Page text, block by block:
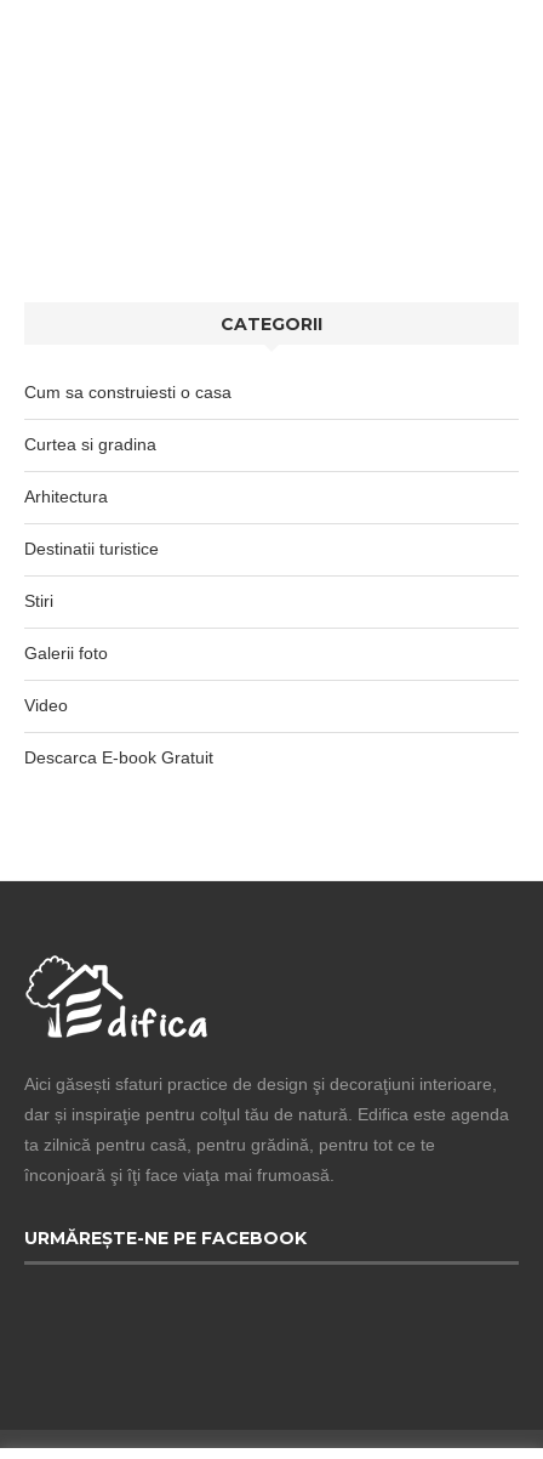
CATEGORII
Cum sa construiesti o casa
Curtea si gradina
Arhitectura
Destinatii turistice
Stiri
Galerii foto
Video
Descarca E-book Gratuit
Aici găsești sfaturi practice de design şi decoraţiuni interioare,
dar și inspiraţie pentru colţul tău de natură. Edifica este agenda
ta zilnică pentru casă, pentru grădină, pentru tot ce te
înconjoară şi îţi face viaţa mai frumoasă.
URMĂREȘTE-NE PE FACEBOOK